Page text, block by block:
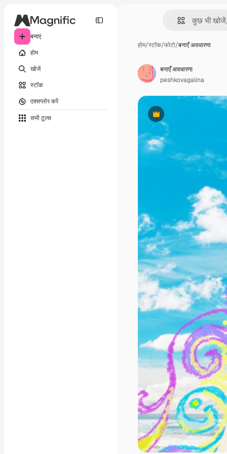
बनाएं
होम
खोजें
स्टॉक
एक्सप्लोर करें
सभी टूल्‍स
होम/स्टॉक/फोटो/बनाएँ अवधारणा
Premium
बनाएँ अवधारणा
peshkovagalina